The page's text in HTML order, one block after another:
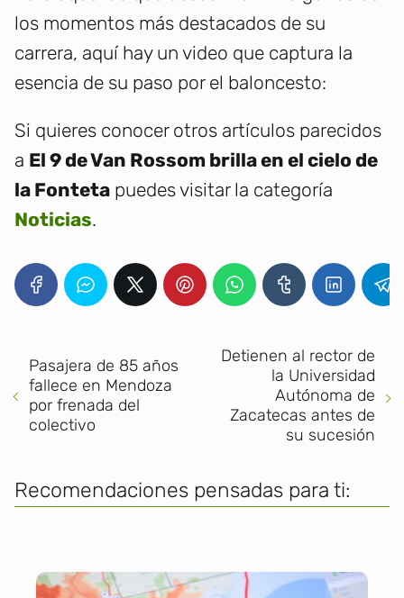
los momentos más destacados de su
carrera, aquí hay un video que captura la
esencia de su paso por el baloncesto:
Si quieres conocer otros artículos parecidos
a El 9 de Van Rossom brilla en el cielo de
la Fonteta puedes visitar la categoría
Noticias.
Pasajera de 85 años
fallece en Mendoza
por frenada del
colectivo
Detienen al rector de
la Universidad
Autónoma de
Zacatecas antes de
su sucesión
Recomendaciones pensadas para ti: